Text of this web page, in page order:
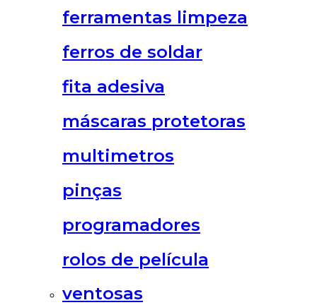
ferramentas limpeza
ferros de soldar
fita adesiva
máscaras protetoras
multimetros
pinças
programadores
rolos de película
ventosas